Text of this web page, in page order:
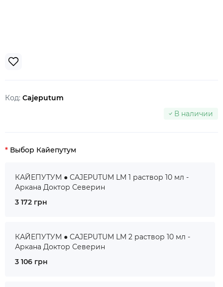
Код: Cajeputum
В наличии
Выбор Кайепутум
КАЙЕПУТУМ ● CAJEPUTUM LM 1 раствор 10 мл -
Аркана Доктор Северин
3 172 грн
КАЙЕПУТУМ ● CAJEPUTUM LM 2 раствор 10 мл -
Аркана Доктор Северин
3 106 грн